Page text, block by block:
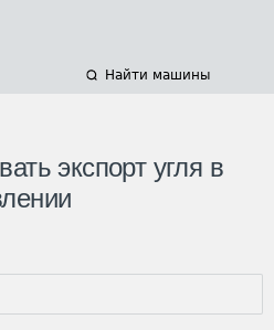
Найти машины
экспорт угля в